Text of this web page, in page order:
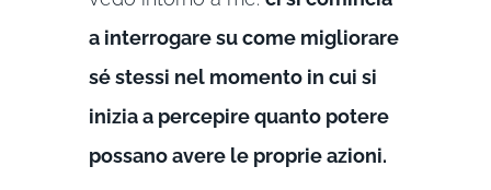
a interrogare su come migliorare
sé stessi nel momento in cui si
inizia a percepire quanto potere
possano avere le proprie azioni.